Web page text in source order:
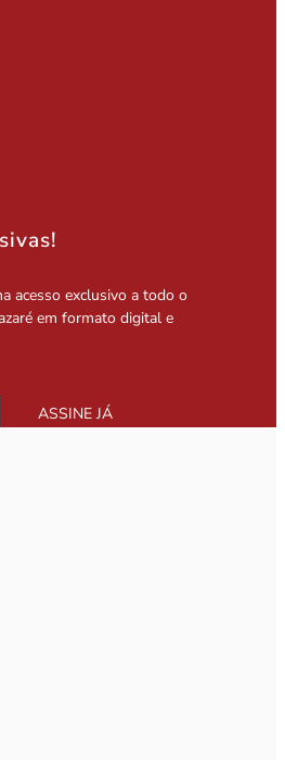
acesso exclusivo a todo o
em formato digital e
ASSINE JÁ